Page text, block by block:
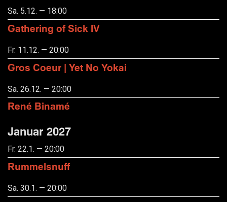
Sa. 5.12. — 18:00
Gathering of Sick IV
Fr. 11.12. — 20:00
Gros Coeur | Yet No Yokai
Sa. 26.12. — 20:00
René Binamé
Januar 2027
Fr. 22.1. — 20:00
Rummelsnuff
Sa. 30.1. — 20:00